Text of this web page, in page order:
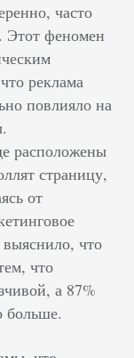
часто
Этот феномен
реклама
повлияло на
расположены
страницу,
от
что
что
а 87%
больше.